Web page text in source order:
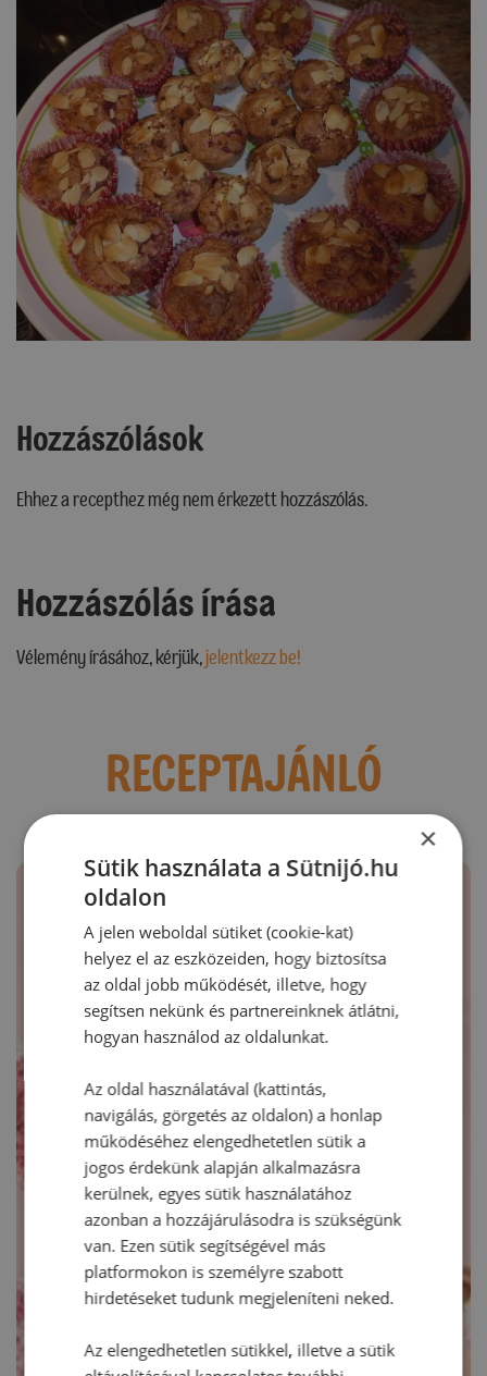
Hozzászólások
Ehhez a recepthez még nem érkezett hozzászólás.
Hozzászólás írása
Vélemény írásához, kérjük,jelentkezz be!
RECEPTAJÁNLÓ
×
Sütik használata a Sütnijó.hu
oldalon
A jelen weboldal sütiket (cookie-kat)
helyez el az eszközeiden, hogy biztosítsa
az oldal jobb működését, illetve, hogy
segítsen nekünk és partnereinknek átlátni,
hogyan használod az oldalunkat.
Az oldal használatával (kattintás,
navigálás, görgetés az oldalon) a honlap
működéséhez elengedhetetlen sütik a
jogos érdekünk alapján alkalmazásra
kerülnek, egyes sütik használatához
azonban a hozzájárulásodra is szükségünk
van. Ezen sütik segítségével más
platformokon is személyre szabott
hirdetéseket tudunk megjeleníteni neked.
Az elengedhetetlen sütikkel, illetve a sütik